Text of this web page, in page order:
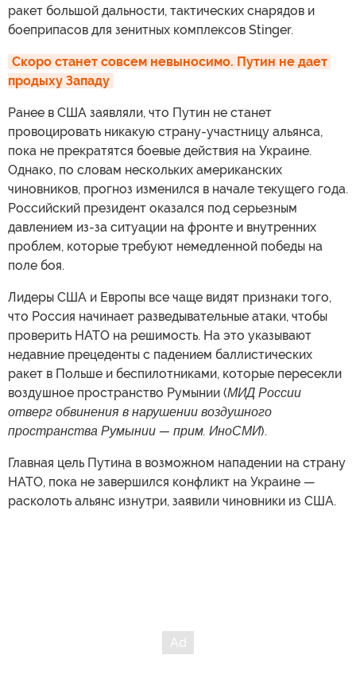
ракет большой дальности, тактических снарядов и
боеприпасов для зенитных комплексов Stinger.
Скоро станет совсем невыносимо. Путин не дает
продыху Западу
Ранее в США заявляли, что Путин не станет
провоцировать никакую страну-участницу альянса,
пока не прекратятся боевые действия на Украине.
Однако, по словам нескольких американских
чиновников, прогноз изменился в начале текущего года.
Российский президент оказался под серьезным
давлением из-за ситуации на фронте и внутренних
проблем, которые требуют немедленной победы на
поле боя.
Лидеры США и Европы все чаще видят признаки того,
что Россия начинает разведывательные атаки, чтобы
проверить НАТО на решимость. На это указывают
недавние прецеденты с падением баллистических
ракет в Польше и беспилотниками, которые пересекли
воздушное пространство Румынии (МИД России
отверг обвинения в нарушении воздушного
пространства Румынии — прим. ИноСМИ).
Главная цель Путина в возможном нападении на страну
НАТО, пока не завершился конфликт на Украине —
расколоть альянс изнутри, заявили чиновники из США.